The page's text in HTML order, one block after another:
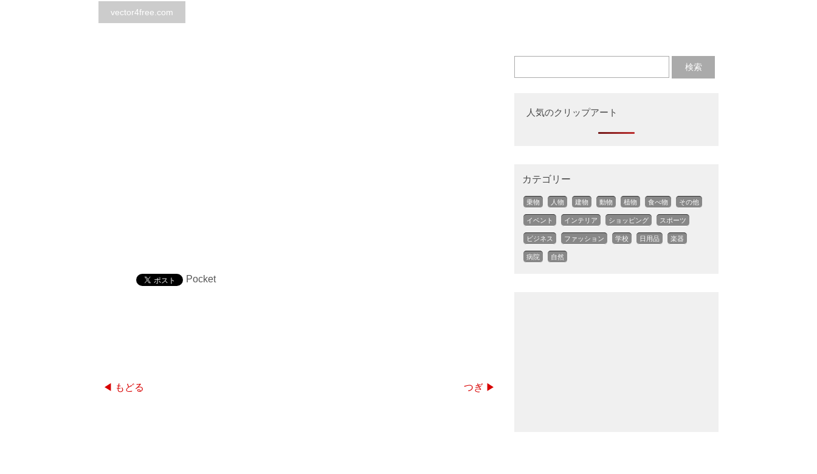
vector4free.com
Pocket
◀ もどる つぎ ▶
人気のクリップアート
カテゴリー
乗物 人物 建物 動物 植物 食べ物 その他
イベント インテリア ショッピング スポーツ
ビジネス ファッション 学校 日用品 楽器
病院 自然